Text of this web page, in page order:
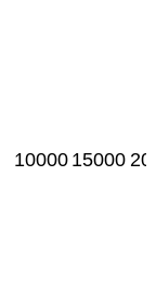
10000 15000